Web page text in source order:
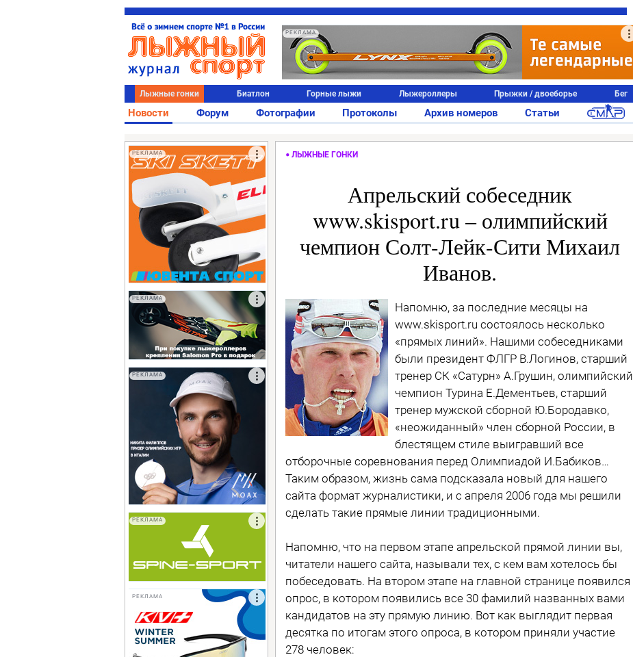
РЕКЛАМА
Лыжные гонки Биатлон Горные лыжи Лыжероллеры Прыжки / двоеборье Бег
Новости Форум Фотографии Протоколы Архив номеров Статьи
РЕКЛАМА
РЕКЛАМА
РЕКЛАМА
РЕКЛАМА
РЕКЛАМА
ЛЫЖНЫЕ ГОНКИ
Апрельский собеседник
www.skisport.ru – олимпийский
чемпион Солт-Лейк-Сити Михаил
Иванов.
Напомню, за последние месяцы на
www.skisport.ru состоялось несколько
«прямых линий». Нашими собеседниками
были президент ФЛГР В.Логинов, старший
тренер СК «Сатурн» А.Грушин, олимпийский
чемпион Турина Е.Дементьев, старший
тренер мужской сборной Ю.Бородавко,
«неожиданный» член сборной России, в
блестящем стиле выигравший все
отборочные соревнования перед Олимпиадой И.Бабиков…
Таким образом, жизнь сама подсказала новый для нашего
сайта формат журналистики, и с апреля 2006 года мы решили
сделать такие прямые линии традиционными.
Напомню, что на первом этапе апрельской прямой линии вы,
читатели нашего сайта, называли тех, с кем вам хотелось бы
побеседовать. На втором этапе на главной странице появился
опрос, в котором появились все 30 фамилий названных вами
кандидатов на эту прямую линию. Вот как выглядит первая
десятка по итогам этого опроса, в котором приняли участие
278 человек: